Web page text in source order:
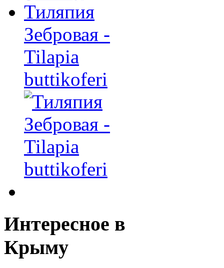
Тиляпия
Зебровая -
Tilapia
buttikoferi
Интересное в
Крыму